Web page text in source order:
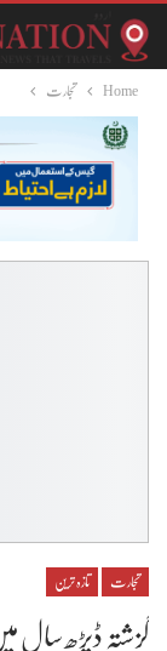
Home تجارت
تجارت تازہ ترین